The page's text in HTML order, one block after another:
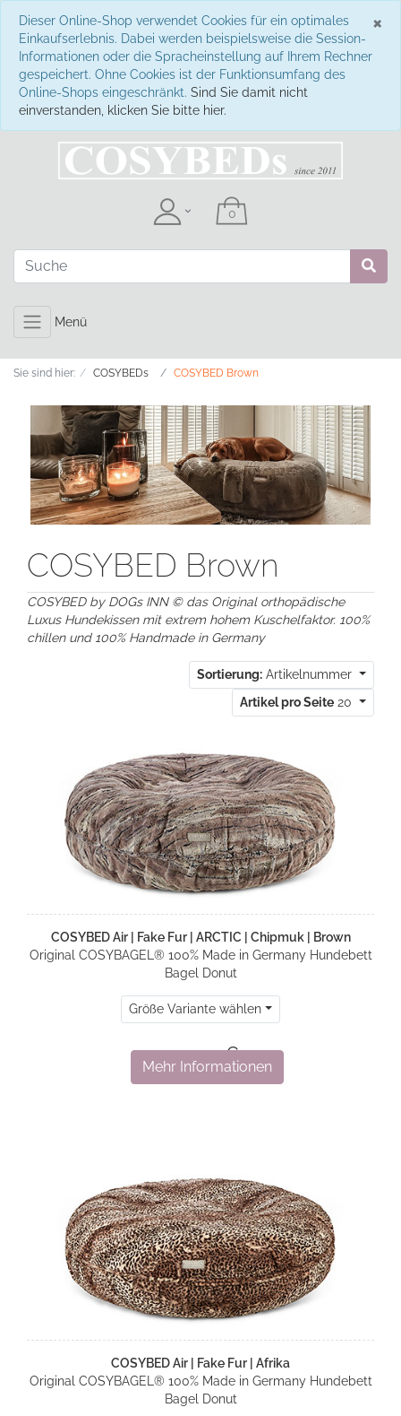
×
Dieser Online-Shop verwendet Cookies für ein optimales
Einkaufserlebnis. Dabei werden beispielsweise die Session-
Informationen oder die Spracheinstellung auf Ihrem Rechner
gespeichert. Ohne Cookies ist der Funktionsumfang des
Online-Shops eingeschränkt. Sind Sie damit nicht
einverstanden, klicken Sie bitte hier.
Menü
Sie sind hier: COSYBEDs COSYBED Brown
COSYBED Brown
COSYBED by DOGs INN © das Original orthopädische
Luxus Hundekissen mit extrem hohem Kuschelfaktor. 100%
chillen und 100% Handmade in Germany
Sortierung: Artikelnummer
Artikel pro Seite 20
COSYBED Air | Fake Fur | ARCTIC | Chipmuk | Brown
Original COSYBAGEL® 100% Made in Germany Hundebett
Bagel Donut
Größe Variante wählen
499,00 €
Mehr Informationen
COSYBED Air | Fake Fur | Afrika
Original COSYBAGEL® 100% Made in Germany Hundebett
Bagel Donut